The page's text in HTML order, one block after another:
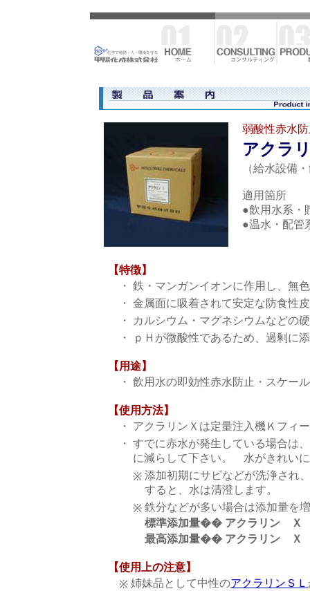
弱酸性赤水
アクラ
（給水設備
適用箇所
●飲用水系・
●温水・配管
【特徴】
・ 鉄・マンガンイオンに作用し、無
・ 金属面に吸着されて安定な防食性
・
カルシウム・マグネシウムなどの
・
ｐＨが微酸性であるため、過剰に
【用途】
・ 飲用水の即効性赤水防止・スケー
【使用方法】
・
アクラリンＸは定量注入機Ｋフィ
・ すでに赤水が発生している場合は
に減らして下さい。 水がきれい
※ 添加初期にサビなどが洗浄され
すると、水は清澄します。
※ 鉄分などが多い場合は添加量を
標準添加量�� アクラリン
最高添加量�� アクラリン
【使用上の注意】
※ 姉妹品として中性のアクラリンＳＬ